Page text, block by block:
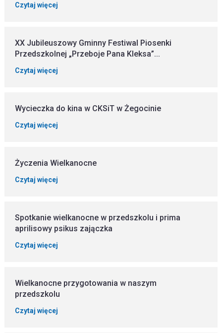
Czytaj więcej
XX Jubileuszowy Gminny Festiwal Piosenki
Przedszkolnej „Przeboje Pana Kleksa”...
Czytaj więcej
Wycieczka do kina w CKSiT w Żegocinie
Czytaj więcej
Życzenia Wielkanocne
Czytaj więcej
Spotkanie wielkanocne w przedszkolu i prima
aprilisowy psikus zajączka
Czytaj więcej
Wielkanocne przygotowania w naszym
przedszkolu
Czytaj więcej